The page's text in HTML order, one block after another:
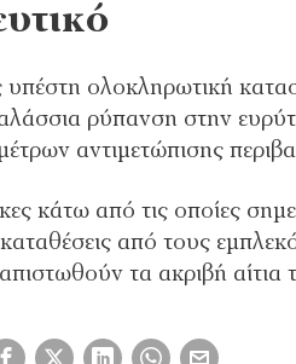
υπέστη ολοκληρωτική
ρύπανση στην
αντιμετώπισης
κάτω από τις οποίες
από τους
τα ακριβή